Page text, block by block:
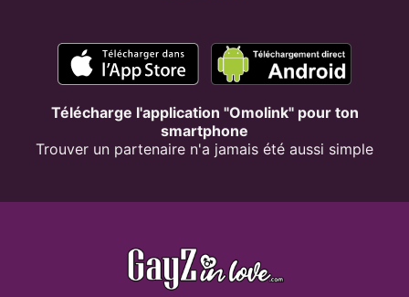
Télécharge l'application "Omolink" pour ton
smartphone
Trouver un partenaire n'a jamais été aussi simple